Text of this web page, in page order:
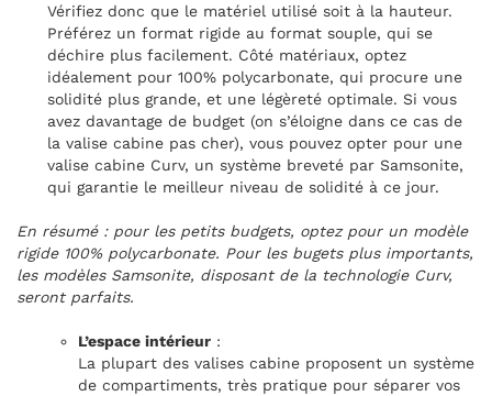
Vérifiez donc que le matériel utilisé soit à la hauteur.
Préférez un format rigide au format souple, qui se
déchire plus facilement. Côté matériaux, optez
idéalement pour 100% polycarbonate, qui procure une
solidité plus grande, et une légèreté optimale. Si vous
avez davantage de budget (on s’éloigne dans ce cas de
la valise cabine pas cher), vous pouvez opter pour une
valise cabine Curv, un système breveté par Samsonite,
qui garantie le meilleur niveau de solidité à ce jour.
En résumé : pour les petits budgets, optez pour un modèle
rigide 100% polycarbonate. Pour les bugets plus importants,
les modèles Samsonite, disposant de la technologie Curv,
seront parfaits.
L’espace intérieur :
La plupart des valises cabine proposent un système
de compartiments, très pratique pour séparer vos